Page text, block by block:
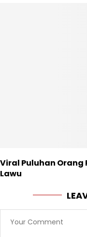
Viral Puluhan Orang
Lawu